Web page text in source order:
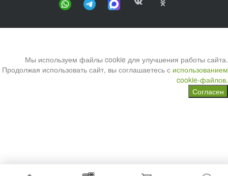
Мы используем файлы cookie для улучшения работы сайта.
Продолжая использовать сайт, вы соглашаетесь с использованием
cookie-файлов.
Согласен